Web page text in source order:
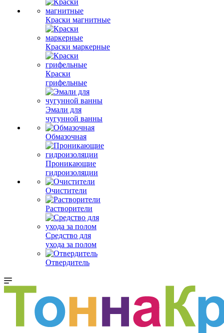
Краски магнитные
Краски маркерные
Краски
грифельные
Эмали для
чугунной ванны
Обмазочная
Проникающие
гидроизоляции
Очистители
Растворители
Средство для
ухода за полом
Отвердитель